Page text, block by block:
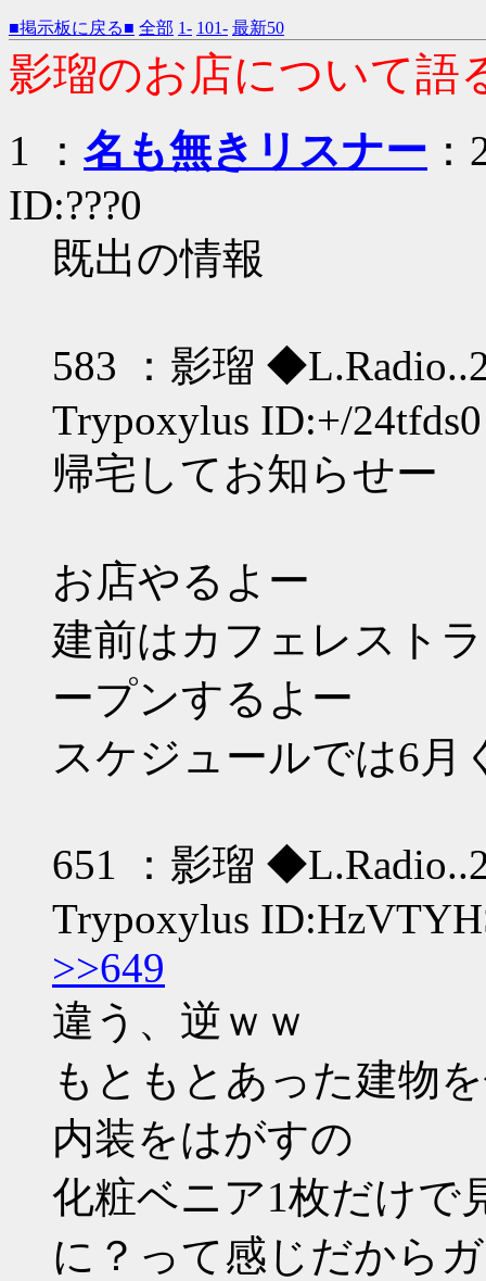
■掲示板に戻る■ 全部 1- 101- 最新50
影瑠のお店について語
1 ： 名も無きリスナー
ID:???0
既出の情報
583 ：影瑠
Trypoxylus ID:+/24tfds0
帰宅してお知らせー
お店やるよー
建前はカフェレスト
ープンするよー
スケジュールでは6月
651 ：影瑠
Trypoxylus
>>649
違う、逆ｗｗ
もともとあった建物
内装をはがすの
化粧ベニア1枚だけで
に？って感じだから